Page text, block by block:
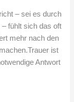
– sei es durch
– fühlt sich das oft
mehr nach den
ist
Antwort